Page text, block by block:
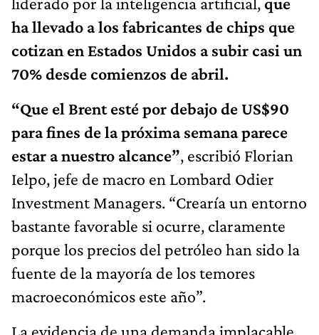
ha llevado a los fabricantes de chips que
cotizan en Estados Unidos a subir casi un
70% desde comienzos de abril.
“Que el Brent esté por debajo de US$90
para fines de la próxima semana parece
estar a nuestro alcance”, escribió Florian
Ielpo, jefe de macro en Lombard Odier
Investment Managers. “Crearía un entorno
bastante favorable si ocurre, claramente
porque los precios del petróleo han sido la
fuente de la mayoría de los temores
macroeconómicos este año”.
La evidencia de una demanda implacable